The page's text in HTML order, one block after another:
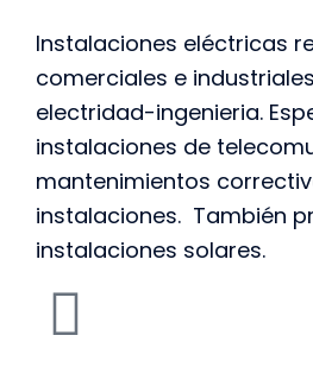
Instalaciones eléctricas
comerciales e
electridad-ingenieria.
instalaciones de
mantenimientos
instalaciones. También
instalaciones solares.